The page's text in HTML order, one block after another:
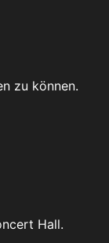
zu können.
Hall.